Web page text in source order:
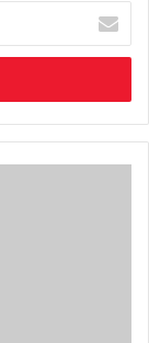
خ
ب
ر
ي